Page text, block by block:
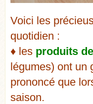
Voici les
quotidien :
♦ les produits
légumes) ont un
prononcé que
saison.